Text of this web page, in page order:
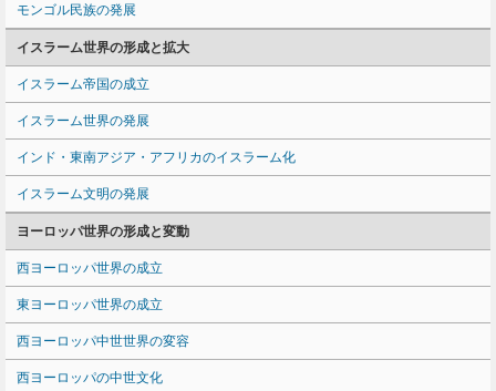
モンゴル民族の発展
イスラーム世界の形成と拡大
イスラーム帝国の成立
イスラーム世界の発展
インド・東南アジア・アフリカのイスラーム化
イスラーム文明の発展
ヨーロッパ世界の形成と変動
西ヨーロッパ世界の成立
東ヨーロッパ世界の成立
西ヨーロッパ中世世界の変容
西ヨーロッパの中世文化